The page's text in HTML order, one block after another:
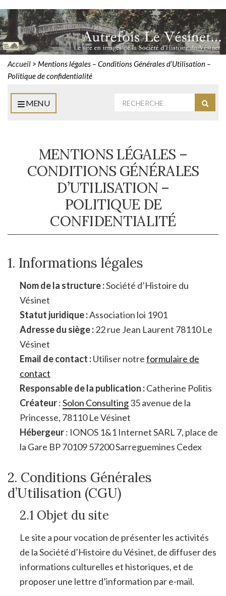
Accueil > Mentions légales – Conditions Générales d’Utilisation –
Politique de confidentialité
MENU
MENTIONS LÉGALES –
CONDITIONS GÉNÉRALES
D’UTILISATION –
POLITIQUE DE
CONFIDENTIALITÉ
1. Informations légales
Nom de la structure :Société d’Histoire du
Vésinet
Statut juridique :Association loi 1901
Adresse du siège :22 rue Jean Laurent 78110 Le
Vésinet
Email de contact :Utiliser notreformulaire de
contact
Responsable de la publication :Catherine Politis
Créateur:Solon Consulting35 avenue de la
Princesse, 78110 Le Vésinet
Hébergeur: IONOS 1&1 Internet SARL 7, place de
la Gare BP 70109 57200 Sarreguemines Cedex
2. Conditions Générales
d’Utilisation (CGU)
2.1 Objet du site
Le site a pour vocation de présenter les activités
de la Société d’Histoire du Vésinet, de diffuser des
informations culturelles et historiques, et de
proposer une lettre d’information par e-mail.